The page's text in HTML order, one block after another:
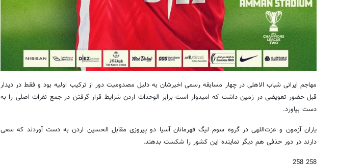
مهاجم ایرانی شباب الاهلی در چهار مسابقه رسمی اخیرشان به دلیل مصدومیت دور از ترکیب اولیه بود و فقط در دیدار
قبل حضور تعویضی در زمین داشت که امیدوار است برابر الوحدات اردن شرایط قرار گرفتن در جمع نفرات اصلی را به
دست بیاورد.
یاران آزمون و عزت‌اللهی در گروه سوم لیگ قهرمانان آسیا دو پیروزی مقابل الحسین اردن به دست آوردند که سعی
دارند در دور حذفی هم دیگر نماینده این کشور را شکست بدهند.
258 258